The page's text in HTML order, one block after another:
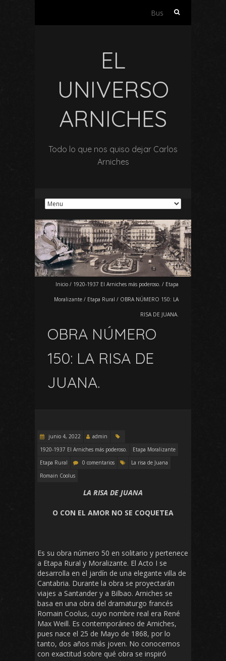
Buscar:
EL
UNIVERSO
ARNICHES
Todo lo que nos quiso dejar Carlos
Arniches
Inicio / 1920-1937 El Arniches más poderoso. / Etapa
Moralizante / Etapa Rural / OBRA NÚMERO 150: LA
RISA DE JUANA.
OBRA NÚMERO
150: LA RISA DE
JUANA.
junio 4, 2022
admin
1920-1937 El Arniches más poderoso.
Etapa Moralizante
Etapa Rural
0 comentarios
La risa de Juana
Romain Coolus
LA RISA DE JUANA
O CON EL AMOR NO SE COQUETEA
Es su obra número 50 en solitario y pertenece
a Etapa Rural y Moralizante. El Acto I se
desarrolla en el jardín de una elegante villa de
Cantabria. Durante la obra se proyectarán
viajes a Santander y a Bilbao. Arniches se
basa en una obra del dramaturgo francés
Romain Coolus, cuyo nombre real era René
Max Weill. Es contemporáneo de Arniches,
pues nace el 25 de Mayo de 1868, por lo
tanto, dos años más joven. No conocemos
con exactitud sobre qué obra se inspiró